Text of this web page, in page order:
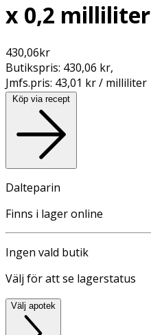
x 0,2 milliliter
430,06kr
Butikspris: 430,06 kr,
Jmfs.pris: 43,01 kr / milliliter
Köp via recept
Dalteparin
Finns i lager online
Ingen vald butik
Välj för att se lagerstatus
Välj apotek